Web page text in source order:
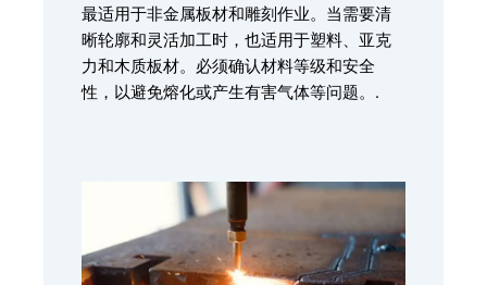
最适用于非金属板材和雕刻作业。当需要清
晰轮廓和灵活加工时，也适用于塑料、亚克
力和木质板材。必须确认材料等级和安全
性，以避免熔化或产生有害气体等问题。.